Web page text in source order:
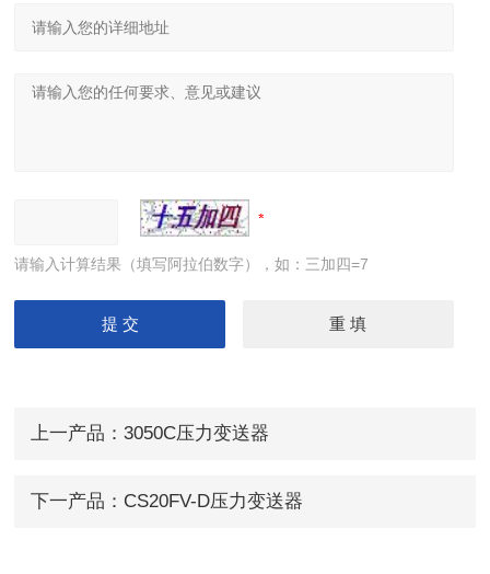
请输入计算结果（填写阿拉伯数字），如：三加四=7
上一产品： 3050C压力变送器
下一产品： CS20FV-D压力变送器